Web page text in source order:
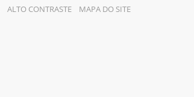
ALTO CONTRASTE MAPA DO SITE